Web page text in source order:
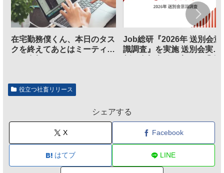
在宅勤務僕くん、本日のタス
クを終えてあとはミーティン
Job総研『2026年 送別会意
識調査』を実施 送別会実施
役立つ社畜リリース
シェアする
X Facebook
はてブ LINE